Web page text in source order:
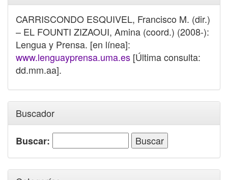
CARRISCONDO ESQUIVEL, Francisco M. (dir.)
– EL FOUNTI ZIZAOUI, Amina (coord.) (2008-):
Lengua y Prensa. [en línea]:
www.lenguayprensa.uma.es [Última consulta:
dd.mm.aa].
Buscador
Buscar: